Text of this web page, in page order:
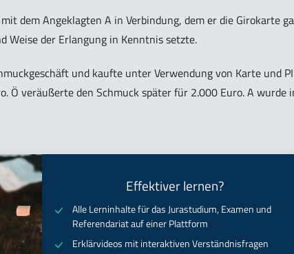
dem Angeklagten A in Verbindung, dem er die Girokarte
Weise der Erlangung in Kenntnis setzte.
und kaufte unter Verwendung von Karte und
Ö veräußerte den Schmuck später für 2.000 Euro. A wurde
Effektiver lernen?
Alle Lerninhalte für das Jurastudium, Examen und
Referendariat auf einer Plattform
Erklärvideos mit interaktiven Verständnisfragen